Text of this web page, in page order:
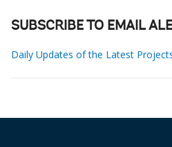
SUBSCRIBE TO EMAIL
Daily Updates of the Latest